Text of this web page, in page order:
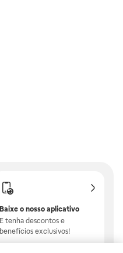
Baixe o nosso aplicativo
E tenha descontos e
benefícios exclusivos!